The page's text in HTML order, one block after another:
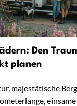
Den
planen
majestätische